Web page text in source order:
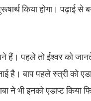
किया होगा। पढ़ाई से
हैं। पहले तो ईश्वर को
है। बाप पहले स्त्री को
ने भी इनको एडाप्ट किया